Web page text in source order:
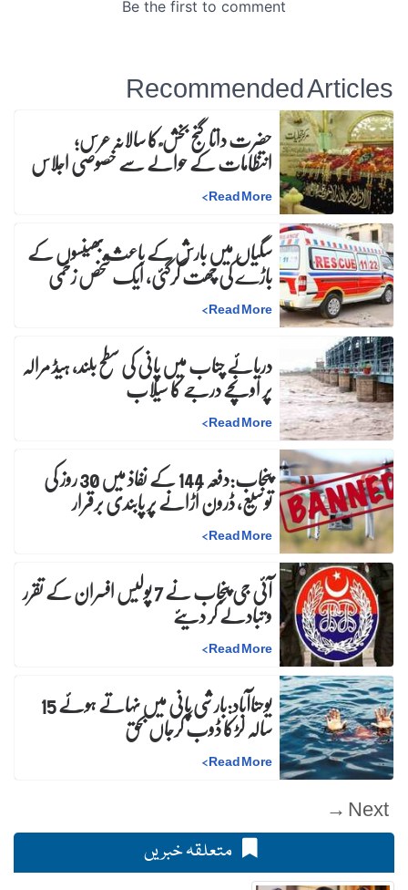
Recommended Articles
حضرت داتا گنج بخش ؒ کا سالانہ عرس;
انتظامات کے حوالے سے خصوصی اجلاس
Read More
>
سگیاں میں بارش کے باعث بھینسوں کے
باڑے کی چھت گرگئی، ایک شخص زخمی
Read More
>
دریائے چناب میں پانی کی سطح بلند، ہیڈ مرالہ
پر اونچے درجے کا سیلاب
Read More
>
پنجاب:دفعہ 144 کے نفاذ میں 30 روز کیتوسیع، ڈرون اُڑانے پر پابندی برقرار
Read More
>
آئی جی پنجاب نے 7 پولیس افسران کے تقرر و تبادلے کر دیئے
Read More
>
یوحناآباد:بارشی پانی میں نہاتے ہوئے 15 سالہ لڑکا ڈوب کرجاں بحق
Read More
>
Next →
متعلقہ خبریں